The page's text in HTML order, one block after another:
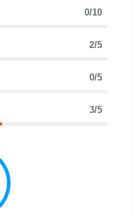
0/10
2/5
0/5
3/5